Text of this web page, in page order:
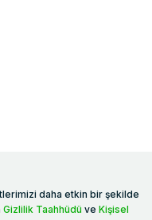
Sokak No:2/1 19 Mayıs
daha etkin bir şekilde
Gizlilik Taahhüdü ve Kişisel